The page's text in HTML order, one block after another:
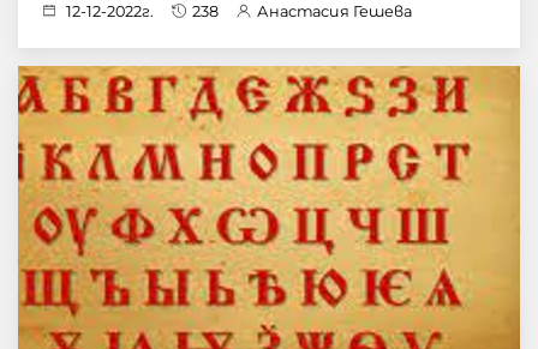
12-12-2022г. 238 Анастасия Гешева